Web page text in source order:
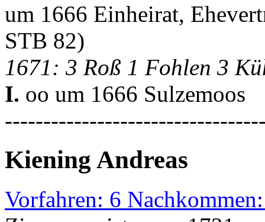
um 1666 Einheirat,
STB 82)
1671: 3 Roß 1 Fohlen 3
I. oo um 1666 Sulzemoos
Kiening Andreas
Vorfahren: 6